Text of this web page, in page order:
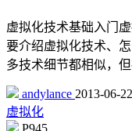
虚拟化技术基础入门
要介绍虚拟化技术、
多技术细节都相似，
andylance 2013-06-22
虚拟化
P945